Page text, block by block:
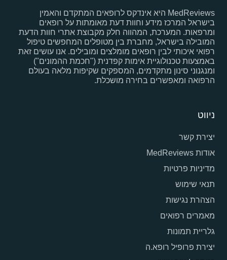
MedReviews היא אינדקס לרופאים המתקדם והאמין
בישראל המרכז מידע וחוות דעת מאומתות על רופאים
ומרפאות. המערכת, המהווה חלק מקבוצת אתרי חוות הדעת
המובילה בישראל, מחברת בין מטופלים המחפשים טיפול
רפואי איכותי לבין רופאים מומלצים ומובילים. אנו עושים זאת
באמצעות טכנולוגיית אימות קפדנית ("חכמת ההמונים")
ומנגנוני סינון מתקדמים, המספקים שקיפות מלאה בעולם
הרפואה ומאפשרים בחירה מושכלת.
ניווט
יצירת קשר
אודות MedReviews
מדיניות פרטיות
תנאי שימוש
הצהרת נגישות
מאמרים רפואים
גלריית תמונות
יצירת פרופיל רופא.ה